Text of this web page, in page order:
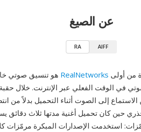
عن الصيغ
RA AIFF
RealNetworks
في الوقت الفعلي عبر الإنترنت. خلال
استخدمت الإصدارات المبكرة